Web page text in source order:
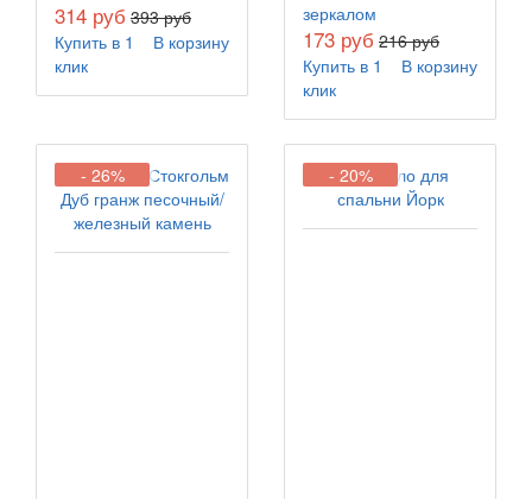
314 руб 393 руб
В корзину
Купить в 1
клик
зеркалом
173 руб 216 руб
В корзину
Купить в 1
клик
- 26% - 20%